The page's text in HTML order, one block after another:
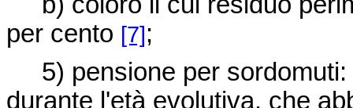
per cento [7];
5) pensione per sordomuti:
durante l'età evolutiva, che